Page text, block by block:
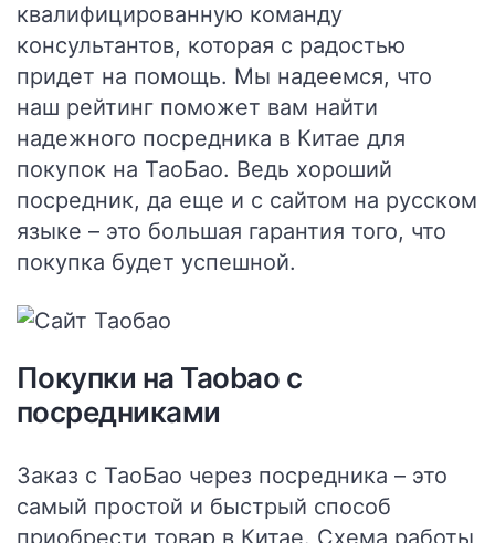
квалифицированную команду
консультантов, которая с радостью
придет на помощь. Мы надеемся, что
наш рейтинг поможет вам найти
надежного посредника в Китае для
покупок на ТаоБао. Ведь хороший
посредник, да еще и с сайтом на русском
языке – это большая гарантия того, что
покупка будет успешной.
Покупки на Taobao с
посредниками
Заказ с ТаоБао через посредника – это
самый простой и быстрый способ
приобрести товар в Китае. Схема работы